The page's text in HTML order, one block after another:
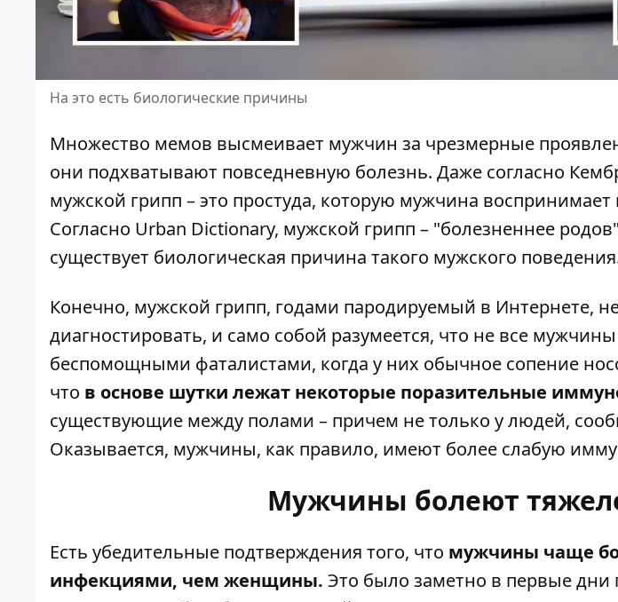
На это есть биологические причины
Множество мемов высмеивает мужчин за чрезмерные
они подхватывают повседневную болезнь. Даже согласно
мужской грипп – это простуда, которую мужчина воспринимает
Согласно Urban Dictionary, мужской грипп – "болезненнее
существует биологическая причина такого мужского
Конечно, мужской грипп, годами пародируемый в Интернете,
диагностировать, и само собой разумеется, что не все мужчины
беспомощными фаталистами, когда у них обычное сопение
что в основе шутки лежат некоторые поразительные
существующие между полами – причем не только у людей,
Оказывается, мужчины, как правило, имеют более слабую
Мужчины болеют
Есть убедительные подтверждения того, что мужчины чаще
инфекциями, чем женщины. Это было заметно в первые дни